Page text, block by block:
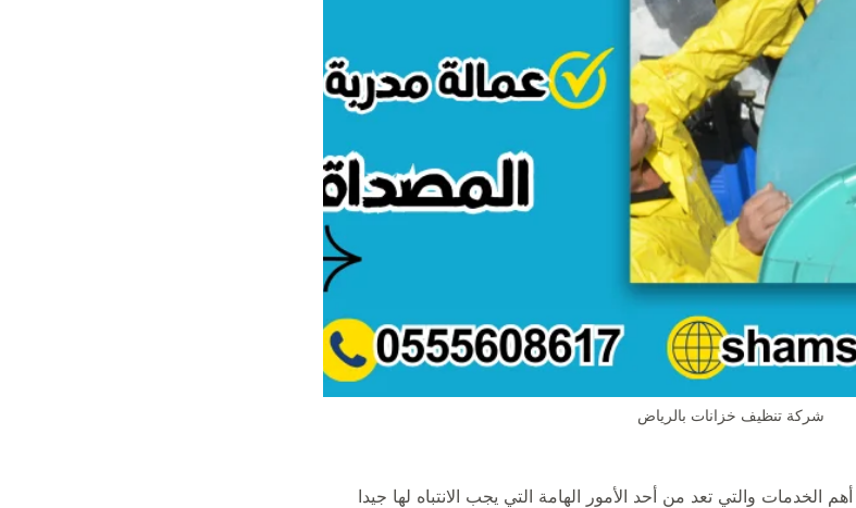
شركة تنظيف خزانات بالرياض
الخدمات والتي تعد من أحد الأمور الهامة التي يجب الانتباه لها جيدا